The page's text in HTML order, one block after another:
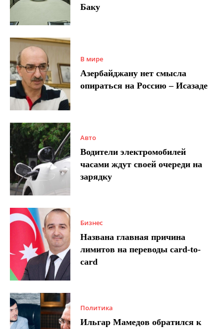
Баку
В мире
Азербайджану нет смысла
опираться на Россию – Исазаде
Авто
Водители электромобилей
часами ждут своей очереди на
зарядку
Бизнес
Названа главная причина
лимитов на переводы card-to-
card
Политика
Ильгар Мамедов обратился к